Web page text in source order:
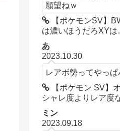
願望ねｗ
【ポケモンSV】
は濃いほうだろXY
あ
2023.10.30
レアボ勢ってやっ
【ポケモン SV】
シャレ度よりレア度
ミン
2023.09.18